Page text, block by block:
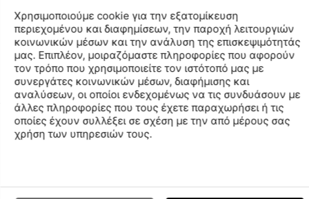
Icon της Arena.
Χαρακτηριστικά
Ο ΛΟΓΑΡΙΑΣΜΟΣ ΜΟΥ
Χρησιμοποιούμε cookie για την εξατομίκευση
περιεχομένου και διαφημίσεων, την παροχή λειτουργιών
κοινωνικών μέσων και την ανάλυση της επισκεψιμότητάς
μας. Επιπλέον, μοιραζόμαστε πληροφορίες που αφορούν
τον τρόπο που χρησιμοποιείτε τον ιστότοπό μας με
συνεργάτες κοινωνικών μέσων, διαφήμισης και
αναλύσεων, οι οποίοι ενδεχομένως να τις συνδυάσουν με
άλλες πληροφορίες που τους έχετε παραχωρήσει ή τις
οποίες έχουν συλλέξει σε σχέση με την από μέρους σας
χρήση των υπηρεσιών τους.